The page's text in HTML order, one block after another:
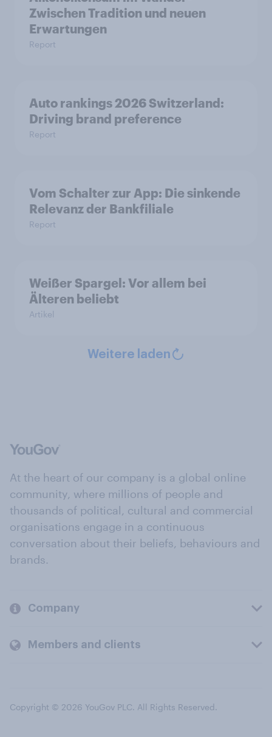
Zwischen Tradition und neuen
Erwartungen
Report
Auto rankings 2026 Switzerland:
Driving brand preference
Report
Vom Schalter zur App: Die sinkende
Relevanz der Bankfiliale
Report
Weißer Spargel: Vor allem bei
Älteren beliebt
Artikel
Weitere laden
At the heart of our company is a global online
community, where millions of people and
thousands of political, cultural and commercial
organisations engage in a continuous
conversation about their beliefs, behaviours and
brands.
Company
Members and clients
Copyright © 2026 YouGov PLC. All Rights Reserved.